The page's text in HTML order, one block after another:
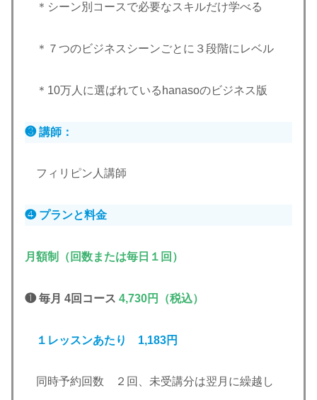
＊シーン別コースで必要なスキルだけ学べる
＊７つのビジネスシーンごとに３段階にレベル
＊10万人に選ばれているhanasoのビジネス版
❸ 講師：
フィリピン人講師
❹ プランと料金
月額制（回数または毎日１回）
❶ 毎月 4回コース 4,730円（税込）
１レッスンあたり 1,183円
同時予約回数 ２回、未受講分は翌月に繰越し